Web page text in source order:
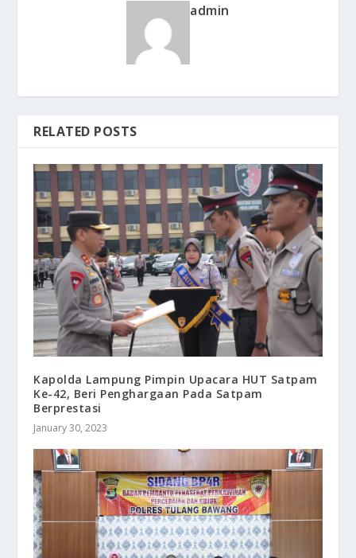
admin
RELATED POSTS
Kapolda Lampung Pimpin Upacara HUT Satpam
Ke-42, Beri Penghargaan Pada Satpam
Berprestasi
January 30, 2023